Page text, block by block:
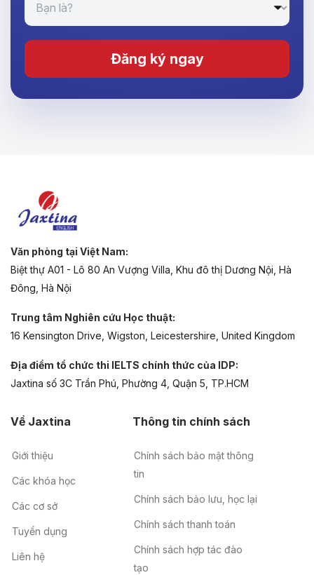
Đăng ký ngay
Văn phòng tại Việt Nam:
Biệt thự A01 - Lô 80 An Vượng Villa, Khu đô thị Dương Nội, Hà
Đông, Hà Nội
Trung tâm Nghiên cứu Học thuật:
16 Kensington Drive, Wigston, Leicestershire, United Kingdom
Địa điểm tổ chức thi IELTS chính thức của IDP:
Jaxtina số 3C Trần Phú, Phường 4, Quận 5, TP.HCM
Về Jaxtina
Giới thiệu
Các khóa học
Các cơ sở
Tuyển dụng
Liên hệ
Thông tin chính sách
Chính sách bảo mật thông
tin
Chính sách bảo lưu, học lại
Chính sách thanh toán
Chính sách hợp tác đào
tạo